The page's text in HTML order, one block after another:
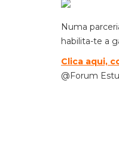
Numa
habilita-te a
Clica aqui,
@Forum